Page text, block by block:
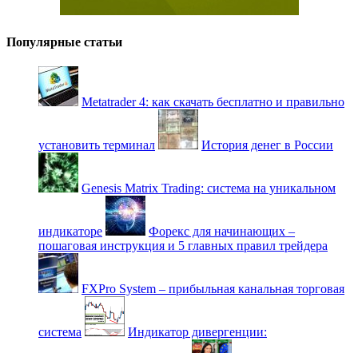
Популярные статьи
Metatrader 4: как скачать бесплатно и правильно
установить терминал История денег в России
Genesis Matrix Trading: система на уникальном
индикаторе
Форекс для начинающих –
пошаговая инструкция и 5 главных правил трейдера
FXPro System – прибыльная канальная торговая
система Индикатор дивергенции: